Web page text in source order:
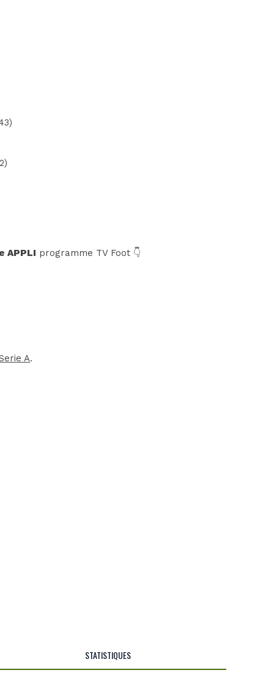
APPLI programme TV Foot 👇
A.
STATISTIQUES